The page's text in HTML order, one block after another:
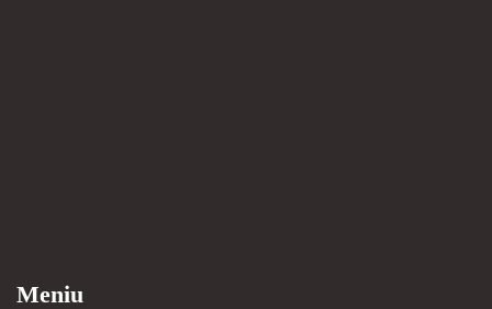
Meniu